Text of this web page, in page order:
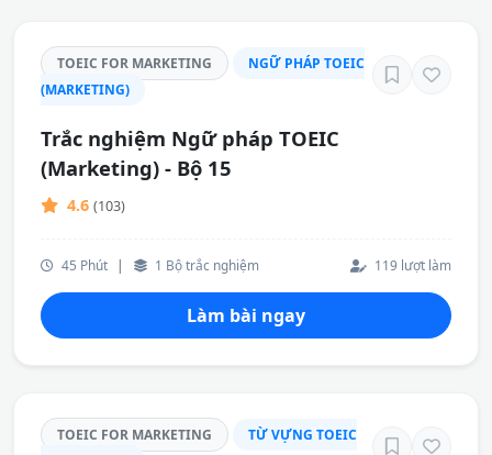
TOEIC FOR MARKETING
NGỮ PHÁP TOEIC
(MARKETING)
Trắc nghiệm Ngữ pháp TOEIC
(Marketing) - Bộ 15
4.6 (103)
45 Phút | 1 Bộ trắc nghiệm 119 lượt làm
Làm bài ngay
TOEIC FOR MARKETING
TỪ VỰNG TOEIC